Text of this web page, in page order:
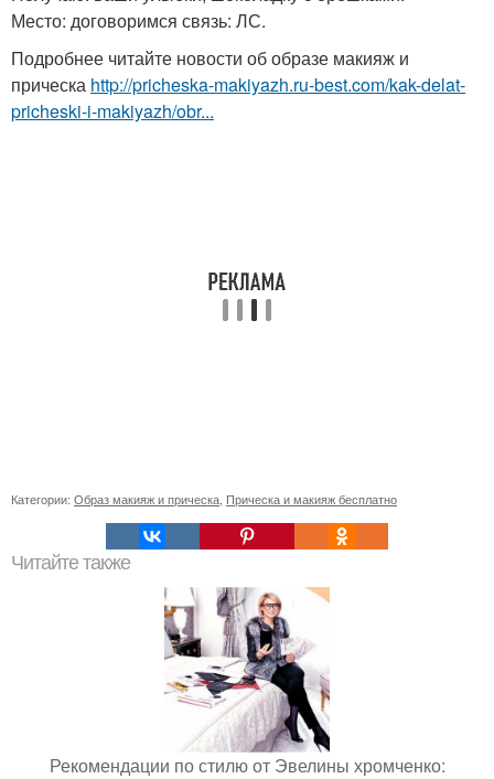
Место: договоримся связь: ЛС.
Подробнее читайте новости об образе макияж и
прическа http://pricheska-makiyazh.ru-best.com/kak-delat-
pricheski-i-makiyazh/obr...
Категории: Образ макияж и прическа Прическа и макияж бесплатно
Читайте также
Рекомендации по стилю от Эвелины хромченко: